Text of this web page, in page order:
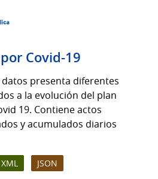
Covid-19
presenta diferentes
a la evolución del plan
19. Contiene actos
y acumulados diarios
XML JSON